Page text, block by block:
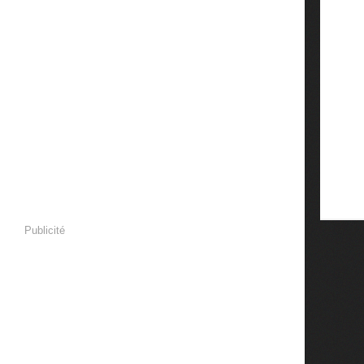
Publicité